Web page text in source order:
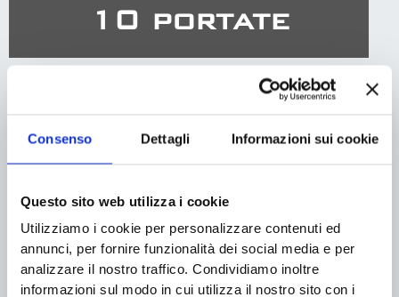
Consenso Dettagli Informazioni sui cookie
Questo sito web utilizza i cookie
Utilizziamo i cookie per personalizzare contenuti ed
annunci, per fornire funzionalità dei social media e per
analizzare il nostro traffico. Condividiamo inoltre
informazioni sul modo in cui utilizza il nostro sito con i
10 portate
a persona
Menù proposto per l'intero tavolo
DEGUSTAZIONE
Degustazione 5 calici euro 70,00 a persona